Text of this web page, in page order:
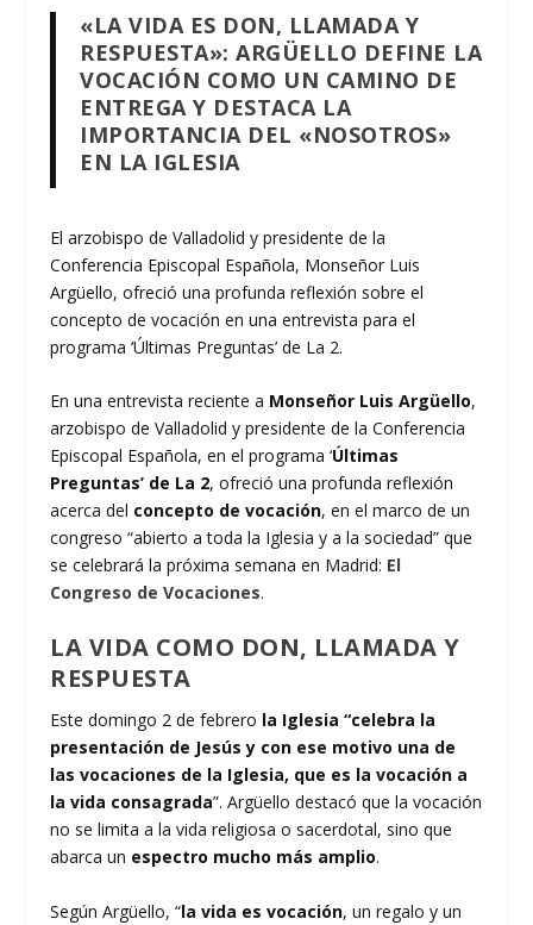
«LA VIDA ES DON, LLAMADA Y
RESPUESTA»: ARGÜELLO DEFINE LA
VOCACIÓN COMO UN CAMINO DE
ENTREGA Y DESTACA LA
IMPORTANCIA DEL «NOSOTROS»
EN LA IGLESIA
El arzobispo de Valladolid y presidente de la
Conferencia Episcopal Española, Monseñor Luis
Argüello, ofreció una profunda reflexión sobre el
concepto de vocación en una entrevista para el
programa ‘Últimas Preguntas’ de La 2.
En una entrevista reciente a Monseñor Luis Argüello,
arzobispo de Valladolid y presidente de la Conferencia
Episcopal Española, en el programa ‘Últimas
Preguntas’ de La 2, ofreció una profunda reflexión
acerca del concepto de vocación, en el marco de un
congreso “abierto a toda la Iglesia y a la sociedad” que
se celebrará la próxima semana en Madrid: El
Congreso de Vocaciones.
LA VIDA COMO DON, LLAMADA Y
RESPUESTA
Este domingo 2 de febrero la Iglesia “celebra la
presentación de Jesús y con ese motivo una de
las vocaciones de la Iglesia, que es la vocación a
la vida consagrada”. Argüello destacó que la vocación
no se limita a la vida religiosa o sacerdotal, sino que
abarca un espectro mucho más amplio.
Según Argüello, “la vida es vocación, un regalo y un